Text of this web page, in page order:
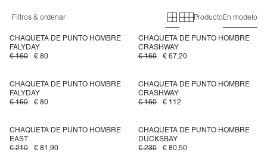
Filtros & ordenar Primary grid
Secondary
ProductoEn modelo
CHAQUETA DE PUNTO HOMBRE
FALYDAY
€ 160
€ 80
CHAQUETA DE PUNTO HOMBRE
CRASHWAY
€ 160
€ 67,20
CHAQUETA DE PUNTO HOMBRE
FALYDAY
€ 160
€ 80
CHAQUETA DE PUNTO HOMBRE
CRASHWAY
€ 160
€ 112
CHAQUETA DE PUNTO HOMBRE
EAST
€ 210
€ 81,90
CHAQUETA DE PUNTO HOMBRE
DUCKSBAY
€ 230
€ 80,50